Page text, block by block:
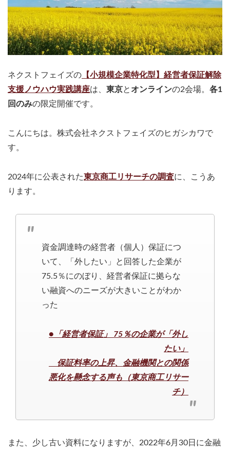
ネクストフェイズの 【小規模企業特化型】経営者保証解除
支援ノウハウ実践講座は、 東京と オンラインの2会場。 各1
回のみの限定開催です。
こんにちは。株式会社ネクストフェイズのヒガシカワで
す。
2024年に公表された東京商工リサーチの調査に、こうあ
ります。
資金調達時の経営者（個人）保証につ
いて、「外したい」と回答した企業が
75.5％にのぼり、経営者保証に拠らな
い融資へのニーズが大きいことがわか
った
●「経営者保証」 75％の企業が「外し
たい」
保証料率の上昇、金融機関との関係
悪化を懸念する声も（東京商工リサー
チ）
また、少し古い資料になりますが、2022年6月30日に金融